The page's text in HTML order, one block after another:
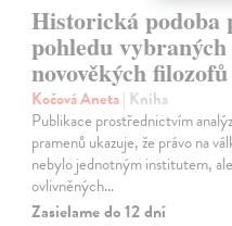
Historická podoba
pohledu
novověkých filozofů
Kočová Aneta| Kniha
Publikace prostřednictvím
pramenů ukazuje, že právo na
nebylo jednotným institutem,
ovlivněných…
Zasielame do 12 dní